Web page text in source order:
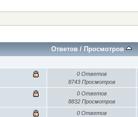
Ответов/ Просмотров
0 Ответов
8743 Просмотров
0 Ответов
8832 Просмотров
0 Ответов